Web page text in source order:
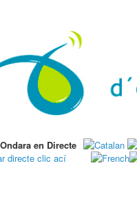
en Directe
directe clic ací